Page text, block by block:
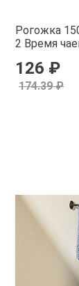
Рогожка
2 Время
126 ₽
174.39 ₽